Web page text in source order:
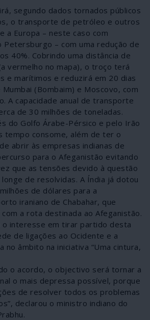
segundo dados tornados públicos
o transporte de petróleo e outros
a Europa – neste caso com
Petersburgo – com uma redução de
40%. Cobrindo uma distância de
vermelho no mapa), o troço terá
e marítimos e reduzirá em 20 dias
(Bombaim) e Moscovo, com
A capacidade anual de transporte
de 30 milhões de toneladas.
do Golfo Árabe-Pérsico e pelo Irão
tempo consome, além de ter o
abrir às empresas indianas de
para o Afeganistão evitando
que as tensões devido à questão
de resolvidas. A Índia já dotou
de dólares para a
iraniano de Chabahar, que
a rota destinada ao Afeganistão.
o interesse em tirar partido desta
de ligações ao Ocidente e a
no âmbito na iniciativa “Uma cintura,
o acordo, o objectivo será tornar a
o mais depressa possível, porque
de resolver todos os problemas
declarou o ministro indiano do